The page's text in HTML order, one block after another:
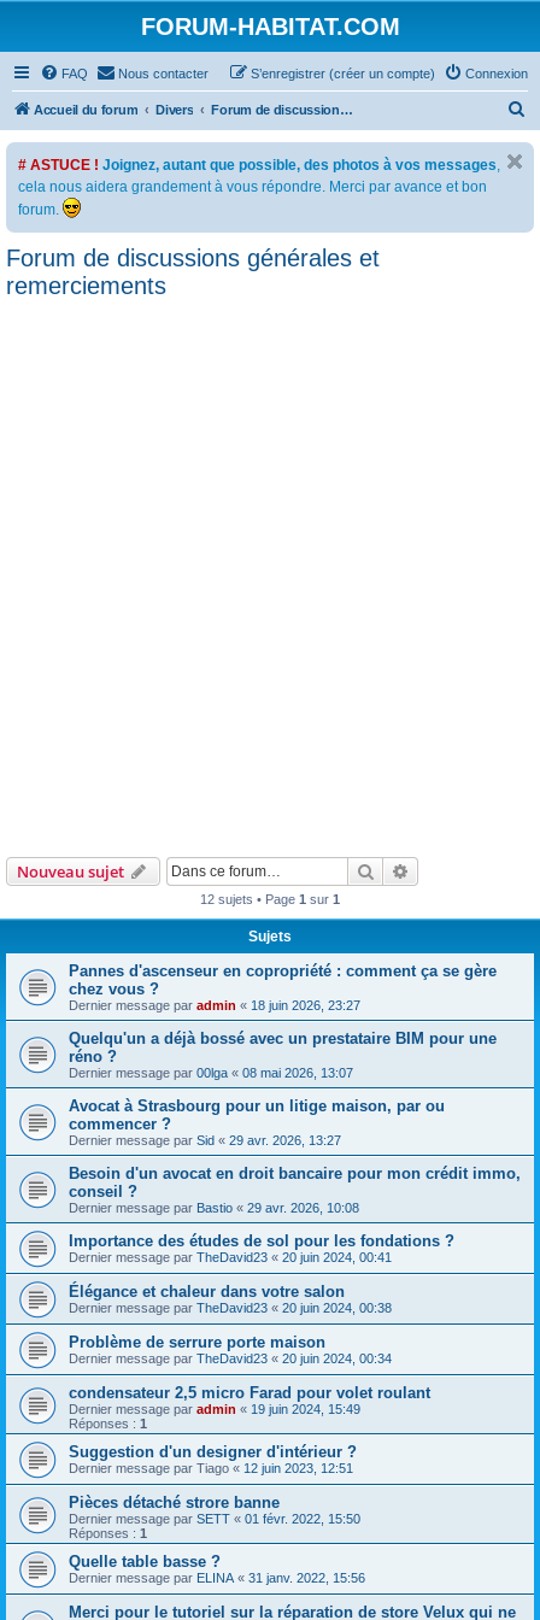
FORUM-HABITAT.COM
FAQ Nous contacter Connexion
S’enregistrer (créer un compte)
Accueil du forum Divers Forum de discussions générales et remerciements
e
# ASTUCE ! Joignez, autant que possible, des photos à vos messages,
cela nous aidera grandement à vous répondre. Merci par avance et bon
forum.
Forum de discussions générales et
remerciements
Nouveau sujet Rechercher
12 sujets • Page 1 sur 1
Sujets
Pannes d'ascenseur en copropriété : comment ça se gère
chez vous ?
Dernier message par admin « 18 juin 2026, 23:27
Quelqu'un a déjà bossé avec un prestataire BIM pour une
réno ?
Dernier message par 00lga « 08 mai 2026, 13:07
Avocat à Strasbourg pour un litige maison, par ou
commencer ?
Dernier message par Sid « 29 avr. 2026, 13:27
Besoin d'un avocat en droit bancaire pour mon crédit immo,
conseil ?
Dernier message par Bastio « 29 avr. 2026, 10:08
Importance des études de sol pour les fondations ?
Dernier message par TheDavid23 « 20 juin 2024, 00:41
Élégance et chaleur dans votre salon
Dernier message par TheDavid23 « 20 juin 2024, 00:38
Problème de serrure porte maison
Dernier message par TheDavid23 « 20 juin 2024, 00:34
condensateur 2,5 micro Farad pour volet roulant
Dernier message par admin « 19 juin 2024, 15:49
Réponses : 1
Suggestion d'un designer d'intérieur ?
Dernier message par Tiago « 12 juin 2023, 12:51
Pièces détaché strore banne
Dernier message par SETT « 01 févr. 2022, 15:50
Réponses : 1
Quelle table basse ?
Dernier message par ELINA « 31 janv. 2022, 15:56
Merci pour le tutoriel sur la réparation de store Velux qui ne